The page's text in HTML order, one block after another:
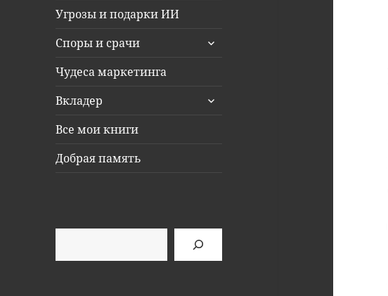
Угрозы и подарки ИИ
Споры и срачи
раскрыть
Чудеса маркетинга
Вкладер
раскрыть
Все мои книги
Добрая память